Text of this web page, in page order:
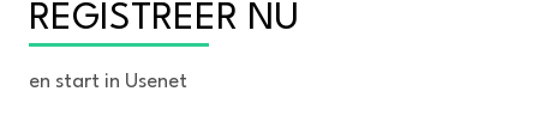
REGISTREER NU
en start in Usenet